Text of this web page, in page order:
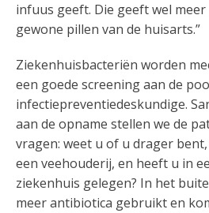
infuus geeft. Die geeft wel
gewone pillen van de huisarts.”
Ziekenhuisbacteriën worden
een goede screening aan de
infectiepreventiedeskundige.
aan de opname stellen we de
vragen: weet u of u drager
een veehouderij, en heeft u in
ziekenhuis gelegen? In het
meer antibiotica gebruikt en